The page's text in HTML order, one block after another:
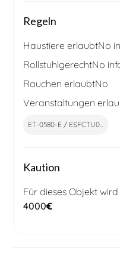
Regeln
Haustiere erlaubtNo
RollstuhlgerechtNo
Rauchen erlaubtNo
Veranstaltungen
ET-0580-E / ESFCTU0...
Kaution
Für dieses Objekt
4000€